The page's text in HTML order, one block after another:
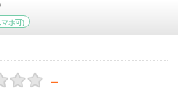
ホ可)
－